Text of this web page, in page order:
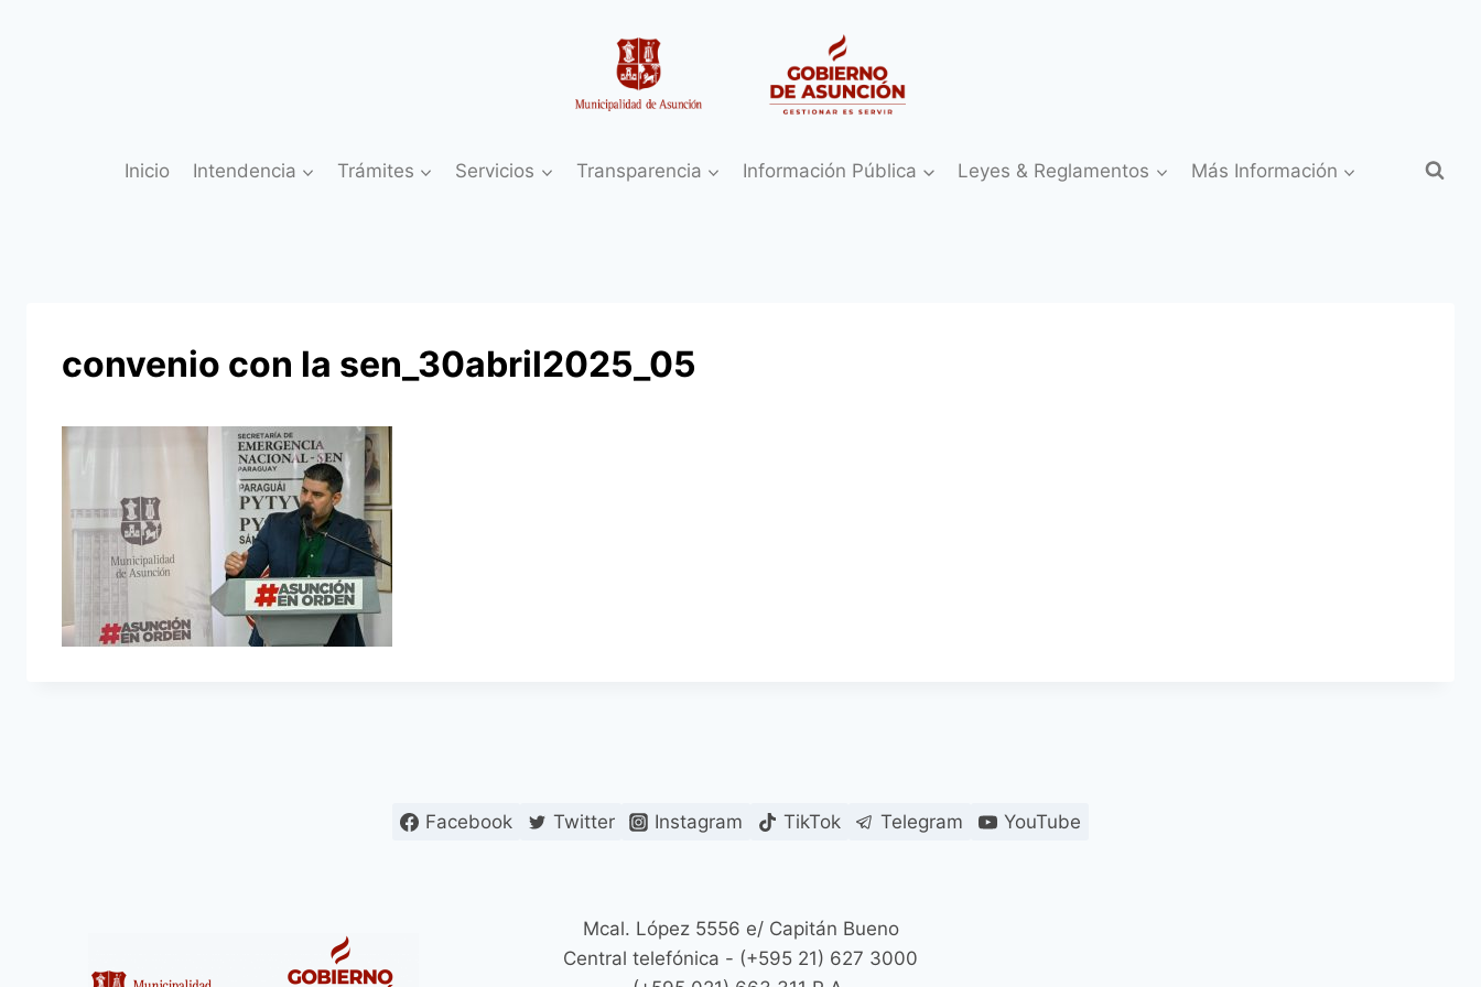
Inicio Intendencia Trámites Servicios Transparencia Información Pública Leyes & Reglamentos Más Información
convenio con la sen_30abril2025_05
Facebook Twitter Instagram TikTok Telegram YouTube
Mcal. López 5556 e/ Capitán Bueno
Central telefónica - (+595 21) 627 3000